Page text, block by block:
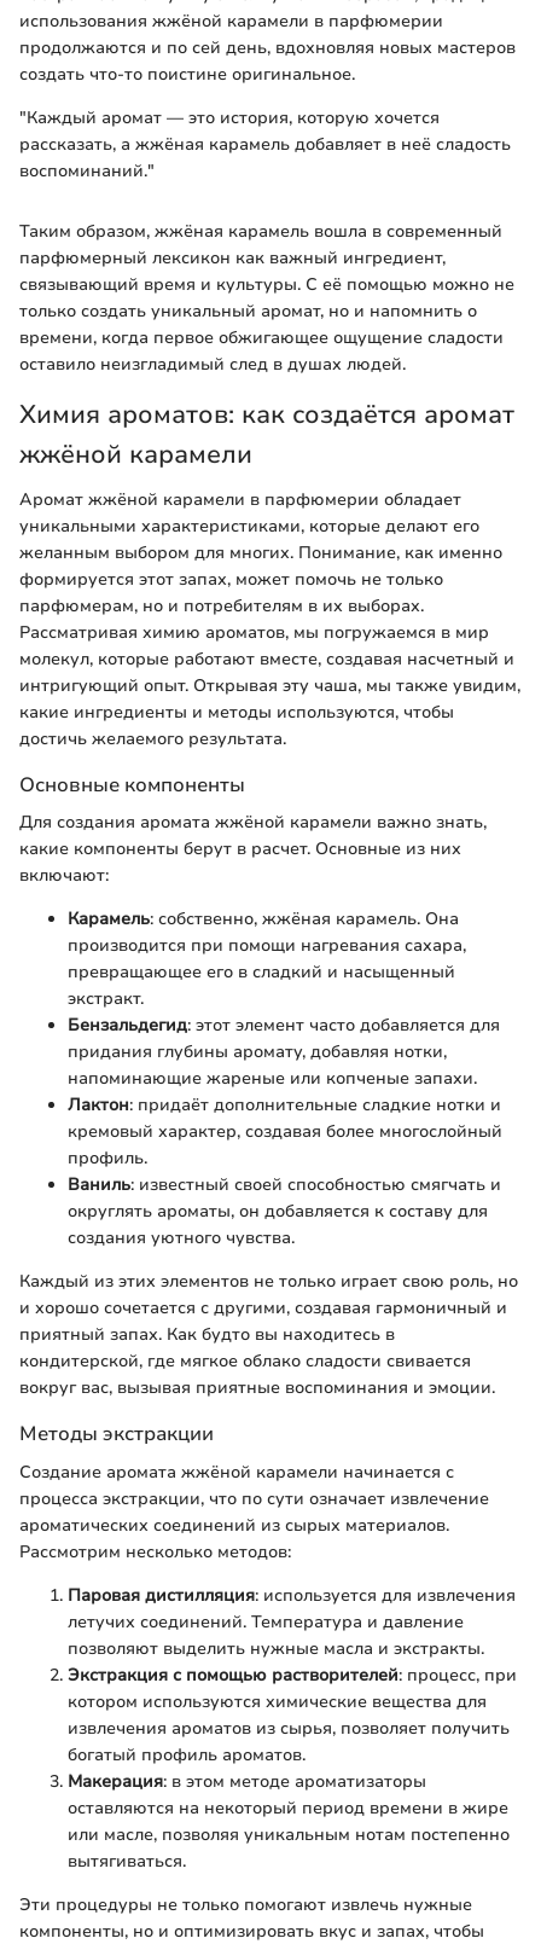
использования жжёной карамели в парфюмерии
продолжаются и по сей день, вдохновляя новых мастеров
создать что-то поистине оригинальное.
"Каждый аромат — это история, которую хочется
рассказать, а жжёная карамель добавляет в неё сладость
воспоминаний."
Таким образом, жжёная карамель вошла в современный
парфюмерный лексикон как важный ингредиент,
связывающий время и культуры. С её помощью можно не
только создать уникальный аромат, но и напомнить о
времени, когда первое обжигающее ощущение сладости
оставило неизгладимый след в душах людей.
Химия ароматов: как создаётся аромат
жжёной карамели
Аромат жжёной карамели в парфюмерии обладает
уникальными характеристиками, которые делают его
желанным выбором для многих. Понимание, как именно
формируется этот запах, может помочь не только
парфюмерам, но и потребителям в их выборах.
Рассматривая химию ароматов, мы погружаемся в мир
молекул, которые работают вместе, создавая насчетный и
интригующий опыт. Открывая эту чаша, мы также увидим,
какие ингредиенты и методы используются, чтобы
достичь желаемого результата.
Основные компоненты
Для создания аромата жжёной карамели важно знать,
какие компоненты берут в расчет. Основные из них
включают:
Карамель: собственно, жжёная карамель. Она
производится при помощи нагревания сахара,
превращающее его в сладкий и насыщенный
экстракт.
Бензальдегид: этот элемент часто добавляется для
придания глубины аромату, добавляя нотки,
напоминающие жареные или копченые запахи.
Лактон: придаёт дополнительные сладкие нотки и
кремовый характер, создавая более многослойный
профиль.
Ваниль: известный своей способностью смягчать и
округлять ароматы, он добавляется к составу для
создания уютного чувства.
Каждый из этих элементов не только играет свою роль, но
и хорошо сочетается с другими, создавая гармоничный и
приятный запах. Как будто вы находитесь в
кондитерской, где мягкое облако сладости свивается
вокруг вас, вызывая приятные воспоминания и эмоции.
Методы экстракции
Создание аромата жжёной карамели начинается с
процесса экстракции, что по сути означает извлечение
ароматических соединений из сырых материалов.
Рассмотрим несколько методов:
Паровая дистилляция: используется для извлечения
летучих соединений. Температура и давление
позволяют выделить нужные масла и экстракты.
Экстракция с помощью растворителей: процесс, при
котором используются химические вещества для
извлечения ароматов из сырья, позволяет получить
богатый профиль ароматов.
Макерация: в этом методе ароматизаторы
оставляются на некоторый период времени в жире
или масле, позволяя уникальным нотам постепенно
вытягиваться.
Эти процедуры не только помогают извлечь нужные
компоненты, но и оптимизировать вкус и запах, чтобы